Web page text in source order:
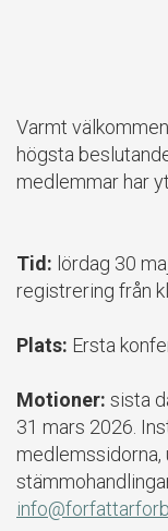
Varmt
högsta
medlemmar har
Tid: lördag 30
registrering från kl
Plats: Ersta
Motioner: sista
31 mars 2026.
medlemssidorna,